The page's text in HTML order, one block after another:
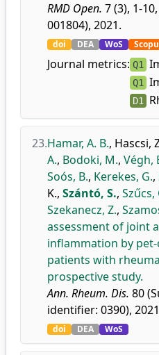
RMD Open. 7 (3), 1-
001804), 2021.
doi DEA WoS
Journal metrics: Q1
Q1
D1
23.Hamar, A. B., Hascsi,
A., Bodoki, M., Végh,
Soós, B., Kerekes, G.,
K., Szántó, S., Szűcs,
Szekanecz, Z.,
assessment of joint
inflammation by
patients with
prospective study.
Ann. Rheum. Dis. 80
identifier: 0390),
doi DEA WoS